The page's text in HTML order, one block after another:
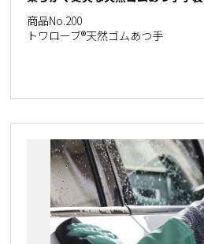
商品No.200
トワローブ®天然ゴムあつ手